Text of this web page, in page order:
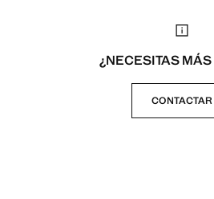
¿NECESITAS MÁS
CONTACTAR